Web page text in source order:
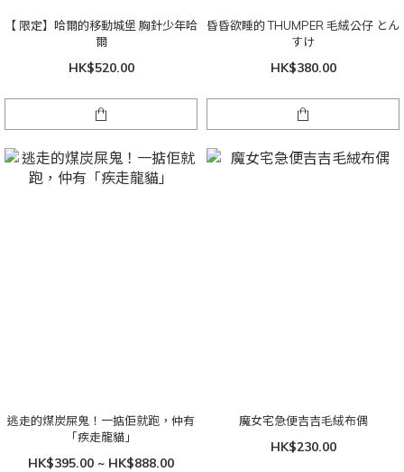
【 限定】哈爾的移動城堡 胸針少年哈
爾
HK$520.00
昏昏欲睡的 THUMPER 毛絨公仔 とん
すけ
HK$380.00
逃走的煤炭屎鬼！一掂佢就跑，仲有
「疾走龍貓」
HK$395.00 ~ HK$888.00
魔女宅急便吉吉毛絨布偶
HK$230.00